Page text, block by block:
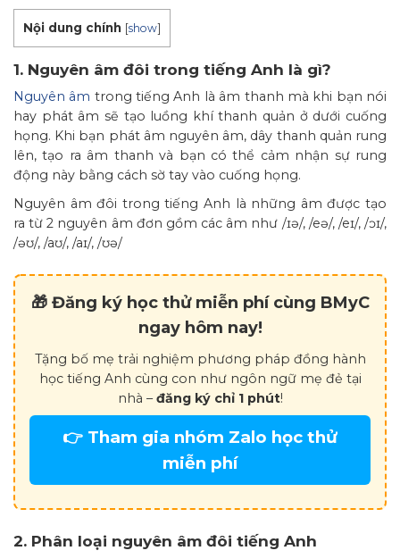
Nội dung chính [show]
1. Nguyên âm đôi trong tiếng Anh là gì?
Nguyên âm trong tiếng Anh là âm thanh mà khi bạn nói
hay phát âm sẽ tạo luồng khí thanh quản ở dưới cuống
họng. Khi bạn phát âm nguyên âm, dây thanh quản rung
lên, tạo ra âm thanh và bạn có thể cảm nhận sự rung
động này bằng cách sờ tay vào cuống họng.
Nguyên âm đôi trong tiếng Anh là những âm được tạo
ra từ 2 nguyên âm đơn gồm các âm như /ɪə/, /eə/, /eɪ/, /ɔɪ/,
/əʊ/, /aʊ/, /aɪ/, /ʊə/
🎁 Đăng ký học thử miễn phí cùng BMyC
ngay hôm nay!
Tặng bố mẹ trải nghiệm phương pháp đồng hành
học tiếng Anh cùng con như ngôn ngữ mẹ đẻ tại
nhà – đăng ký chỉ 1 phút!
👉 Tham gia nhóm Zalo học thử
miễn phí
2. Phân loại nguyên âm đôi tiếng Anh